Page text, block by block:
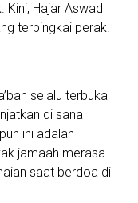
Kini, Hajar Aswad
terbingkai perak.
selalu terbuka
di sana
ini adalah
jamaah merasa
saat berdoa di